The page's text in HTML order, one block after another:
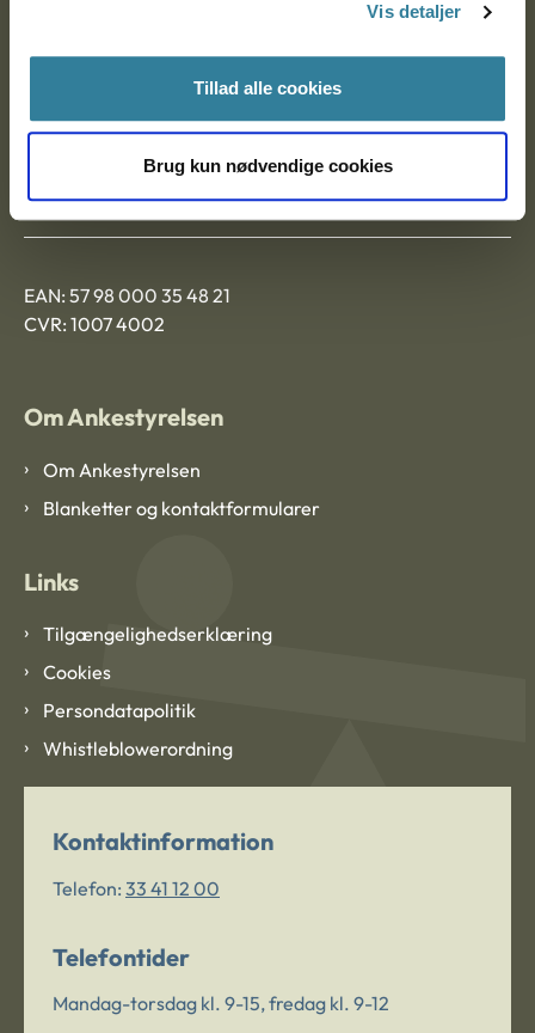
Vis detaljer
Tillad alle cookies
Brug kun nødvendige cookies
Ankestyrelsen Aalborg
Ankestyrelsen København
EAN: 57 98 000 35 48 21
CVR: 1007 4002
Om Ankestyrelsen
Om Ankestyrelsen
Blanketter og kontaktformularer
Links
Tilgængelighedserklæring
Cookies
Persondatapolitik
Whistleblowerordning
Kontaktinformation
Telefon: 33 41 12 00
Telefontider
Mandag-torsdag kl. 9-15, fredag kl. 9-12